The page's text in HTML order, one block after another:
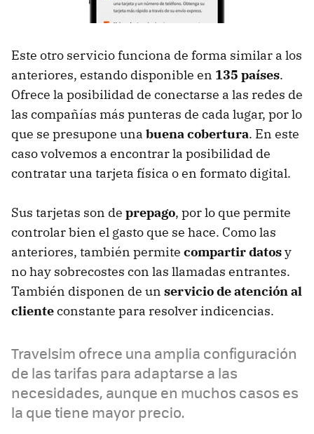
Este otro servicio funciona de forma similar a los
anteriores, estando disponible en 135 países.
Ofrece la posibilidad de conectarse a las redes de
las compañías más punteras de cada lugar, por lo
que se presupone una buena cobertura. En este
caso volvemos a encontrar la posibilidad de
contratar una tarjeta física o en formato digital.
Sus tarjetas son de prepago, por lo que permite
controlar bien el gasto que se hace. Como las
anteriores, también permite compartir datosy
no hay sobrecostes con las llamadas entrantes.
También disponen de un servicio de atención al
clienteconstante para resolver indicencias.
Travelsim ofrece una amplia configuración
de las tarifas para adaptarse a las
necesidades, aunque en muchos casos es
la que tiene mayor precio.